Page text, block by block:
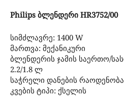
Philips ბლენდერი HR3752/00
სიმძლავრე: 1400 W
მართვა: მექანიკური
ბლენდერის ჯამის საერთო/
2.2/1.8 ლ
საჭრელი დანების
კვების ტიპი: ქსელის